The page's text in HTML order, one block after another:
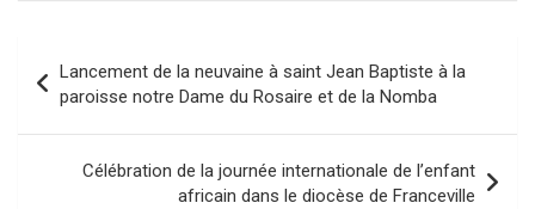
de
l’article
Lancement de la neuvaine à saint Jean Baptiste à la
paroisse notre Dame du Rosaire et de la Nomba
Célébration de la journée internationale de l’enfant
africain dans le diocèse de Franceville